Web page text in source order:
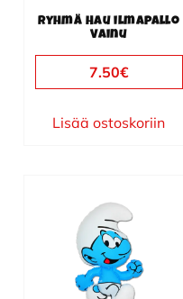
Ryhmä Hau ilmapallo
Vainu
7.50€
Lisää ostoskoriin